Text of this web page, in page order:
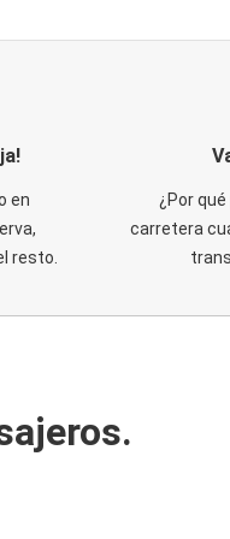
en
resto.
¿Por
carretera